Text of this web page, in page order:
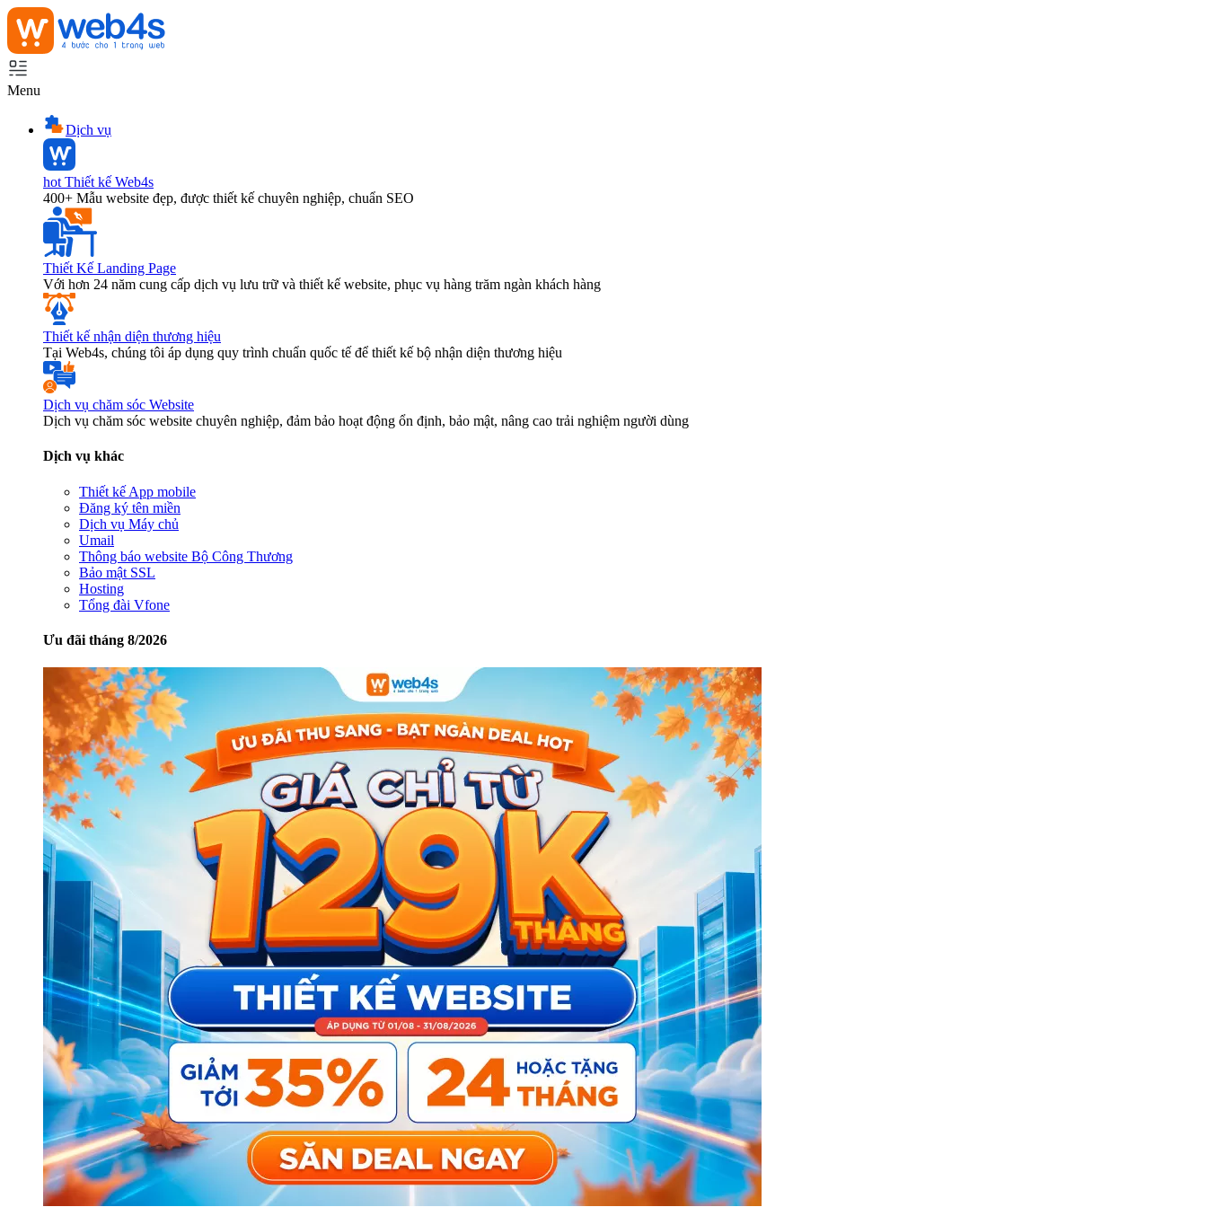
Menu
Dịch vụ
hot Thiết kế Web4s
400+ Mẫu website đẹp, được thiết kế chuyên nghiệp, chuẩn SEO
Thiết Kế Landing Page
Với hơn 24 năm cung cấp dịch vụ lưu trữ và thiết kế website, phục vụ hàng trăm ngàn khách hàng
Thiết kế nhận diện thương hiệu
Tại Web4s, chúng tôi áp dụng quy trình chuẩn quốc tế để thiết kế bộ nhận diện thương hiệu
Dịch vụ chăm sóc Website
Dịch vụ chăm sóc website chuyên nghiệp, đảm bảo hoạt động ổn định, bảo mật, nâng cao trải nghiệm người dùng
Dịch vụ khác
Thiết kế App mobile
Đăng ký tên miền
Dịch vụ Máy chủ
Umail
Thông báo website Bộ Công Thương
Bảo mật SSL
Hosting
Tổng đài Vfone
Ưu đãi tháng 8/2026